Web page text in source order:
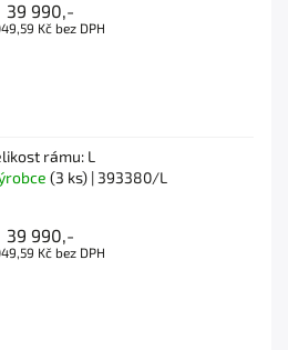
39 990,-
Kč bez DPH
rámu: L
(3 ks)| 393380/L
39 990,-
Kč bez DPH